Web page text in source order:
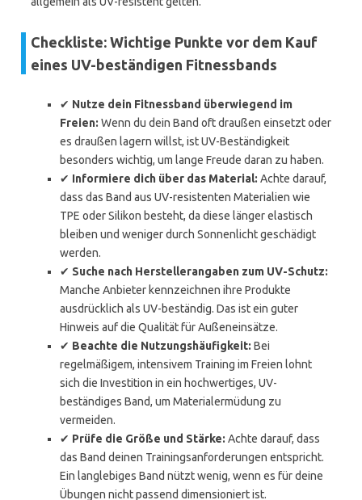
Checkliste: Wichtige Punkte vor dem Kauf
eines UV-beständigen Fitnessbands
✔ Nutze dein Fitnessband überwiegend im
Freien: Wenn du dein Band oft draußen einsetzt oder
es draußen lagern willst, ist UV-Beständigkeit
besonders wichtig, um lange Freude daran zu haben.
✔ Informiere dich über das Material: Achte darauf,
dass das Band aus UV-resistenten Materialien wie
TPE oder Silikon besteht, da diese länger elastisch
bleiben und weniger durch Sonnenlicht geschädigt
werden.
✔ Suche nach Herstellerangaben zum UV-Schutz:
Manche Anbieter kennzeichnen ihre Produkte
ausdrücklich als UV-beständig. Das ist ein guter
Hinweis auf die Qualität für Außeneinsätze.
✔ Beachte die Nutzungshäufigkeit: Bei
regelmäßigem, intensivem Training im Freien lohnt
sich die Investition in ein hochwertiges, UV-
beständiges Band, um Materialermüdung zu
vermeiden.
✔ Prüfe die Größe und Stärke: Achte darauf, dass
das Band deinen Trainingsanforderungen entspricht.
Ein langlebiges Band nützt wenig, wenn es für deine
Übungen nicht passend dimensioniert ist.